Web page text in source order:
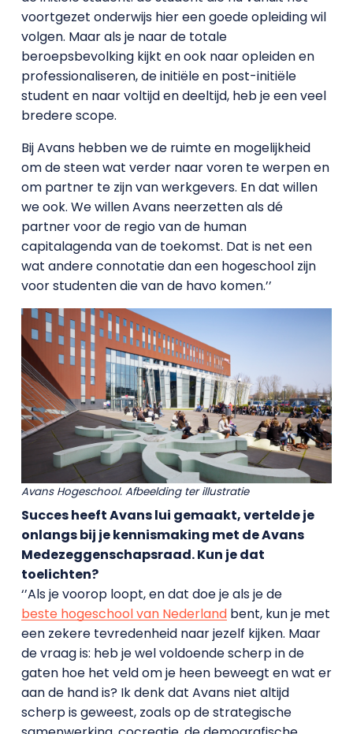
voortgezet onderwijs hier een goede opleiding wil
volgen. Maar als je naar de totale
beroepsbevolking kijkt en ook naar opleiden en
professionaliseren, de initiële en post-initiële
student en naar voltijd en deeltijd, heb je een veel
bredere scope.
Bij Avans hebben we de ruimte en mogelijkheid
om de steen wat verder naar voren te werpen en
om partner te zijn van werkgevers. En dat willen
we ook. We willen Avans neerzetten als dé
partner voor de regio van de human
capitalagenda van de toekomst. Dat is net een
wat andere connotatie dan een hogeschool zijn
voor studenten die van de havo komen.’’
Avans Hogeschool. Afbeelding ter illustratie
Succes heeft Avans lui gemaakt, vertelde je
onlangs bij je kennismaking met de Avans
Medezeggenschapsraad. Kun je dat
toelichten?
‘’Als je voorop loopt, en dat doe je als je de
beste hogeschool van Nederlandbent, kun je met
een zekere tevredenheid naar jezelf kijken. Maar
de vraag is: heb je wel voldoende scherp in de
gaten hoe het veld om je heen beweegt en wat er
aan de hand is? Ik denk dat Avans niet altijd
scherp is geweest, zoals op de strategische